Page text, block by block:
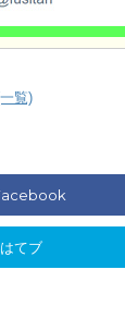
覧)
はてブ